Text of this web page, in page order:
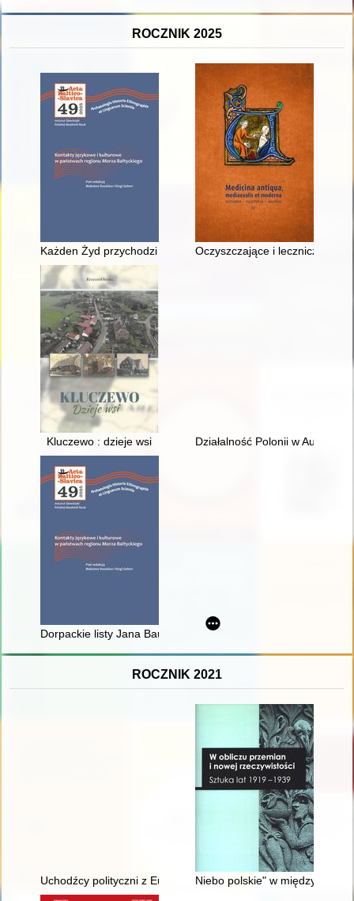
ROCZNIK 2025
Każden Żyd przychodzi już na świat łajdakiem" : o kwestii
Oczyszczające i lecznicze
Kluczewo : dzieje wsi Działalność Polonii w Austrii
Dorpackie listy Jana Baudouina de Courtenay do Jana
ROCZNIK 2021
Uchodźcy polityczni z Europy Środkowo-Wschodniej w
Niebo polskie" w